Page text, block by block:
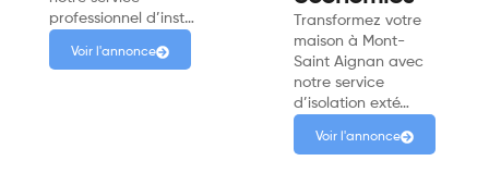
professionnel d’inst…
Voir l'annonce
Transformez votre
maison à Mont-
Saint Aignan avec
notre service
d’isolation exté…
Voir l'annonce